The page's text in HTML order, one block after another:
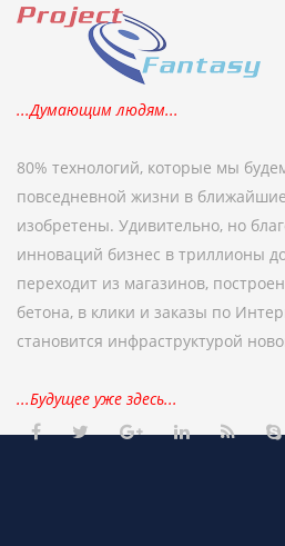
...Думающим людям...
80% технологий, которые мы
повседневной жизни в
изобретены. Удивительно, но
инноваций бизнес в триллионы
переходит из магазинов,
бетона, в клики и заказы по
становится инфраструктурой
...Будущее уже здесь...